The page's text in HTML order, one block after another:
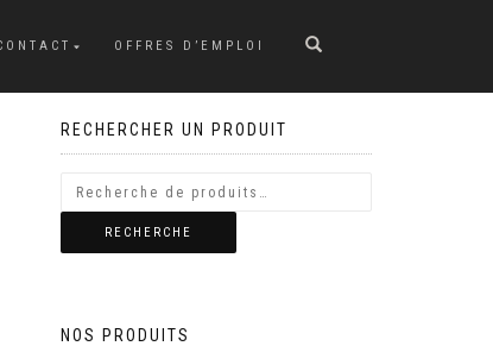
OFFRES D’EMPLOI
RECHERCHER UN PRODUIT
RECHERCHE
NOS PRODUITS